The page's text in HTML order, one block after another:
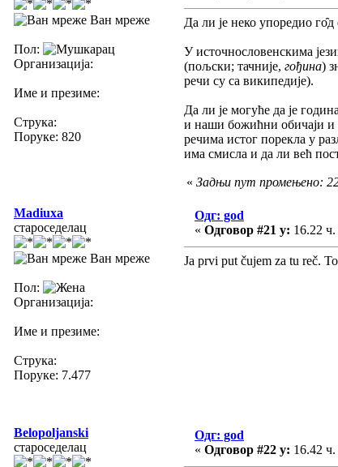
Ван мреже
Пол:
Организација:
Име и презиме:
Струка:
Поруке: 820
Да ли је неко упоредио го̑д
У источнословенскима
(пољски; тачније, гођина)
речи су са википедије).
Да ли је могуће да је
и наши божићни обичаји и
речима истог порекла у
има смисла и да ли већ
« Задњи пут промењено:
Madiuxa
староседелац
Ван мреже
Пол:
Организација:
Име и презиме:
Струка:
Поруке: 7.477
Одг: god
« Одговор #21 у: 16.22
Ja prvi put čujem za tu reč.
Belopoljanski
староседелац
Одг: god
« Одговор #22 у: 16.42